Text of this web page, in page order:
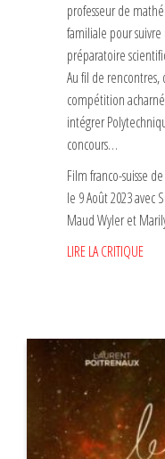
professeur de
familiale pour suivre
préparatoire
Au fil de rencontres,
compétition
intégrer
concours…
Film franco-suisse
le 9 Août 2023 avec
Maud Wyler et
LIRE LA CRITIQUE